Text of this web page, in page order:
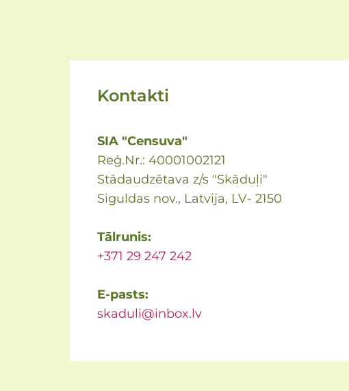
Kontakti
SIA "Censuva"
Reģ.Nr.: 40001002121
Stādaudzētava z/s "Skāduļi"
Siguldas nov., Latvija, LV- 2150
Tālrunis:
+371 29 247 242
E-pasts:
skaduli@inbox.lv